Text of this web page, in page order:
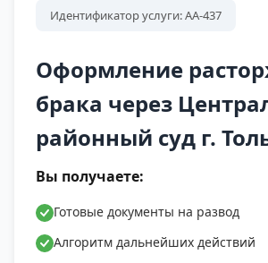
Идентификатор услуги: АА-437
Оформление
брака через
районный суд г.
Вы получаете:
Готовые документы на развод
Алгоритм дальнейших действий